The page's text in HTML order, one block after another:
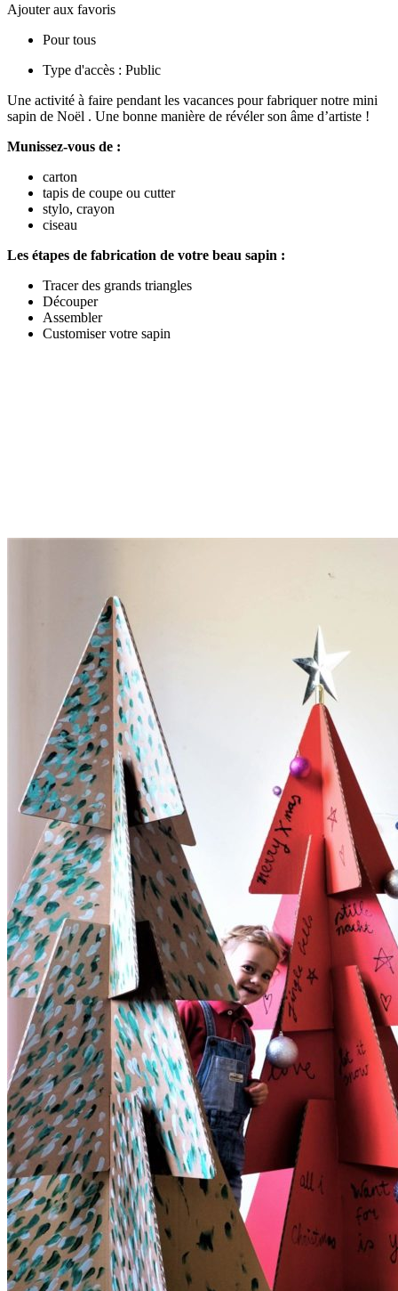
Ajouter aux favoris
Pour tous
Type d'accès : Public
Une activité à faire pendant les vacances pour fabriquer notre mini
sapin de Noël . Une bonne manière de révéler son âme d’artiste !
Munissez-vous de :
carton
tapis de coupe ou cutter
stylo, crayon
ciseau
Les étapes de fabrication de votre beau sapin :
Tracer des grands triangles
Découper
Assembler
Customiser votre sapin